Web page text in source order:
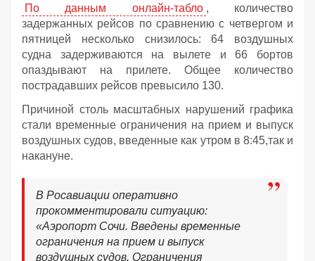
По данным онлайн-табло , количество
задержанных рейсов по сравнению с четвергом и
пятницей несколько снизилось: 64 воздушных
судна задерживаются на вылете и 66 бортов
опаздывают на прилете. Общее количество
пострадавших рейсов превысило 130.
Причиной столь масштабных нарушений графика
стали временные ограничения на прием и выпуск
воздушных судов, введенные как утром в 8:45,так и
накануне.
В Росавиации оперативно
прокомментировали ситуацию:
«Аэропорт Сочи. Введены временные
ограничения на прием и выпуск
воздушных судов. Ограничения